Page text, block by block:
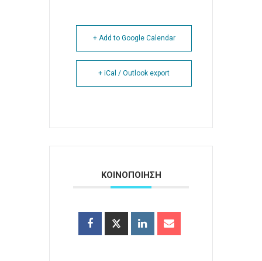
+ Add to Google Calendar
+ iCal / Outlook export
ΚΟΙΝΟΠΟΙΗΣΗ